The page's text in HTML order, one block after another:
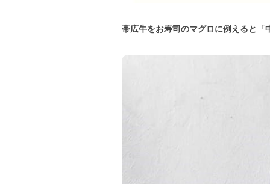
帯広牛をお寿司のマグロに例えると「